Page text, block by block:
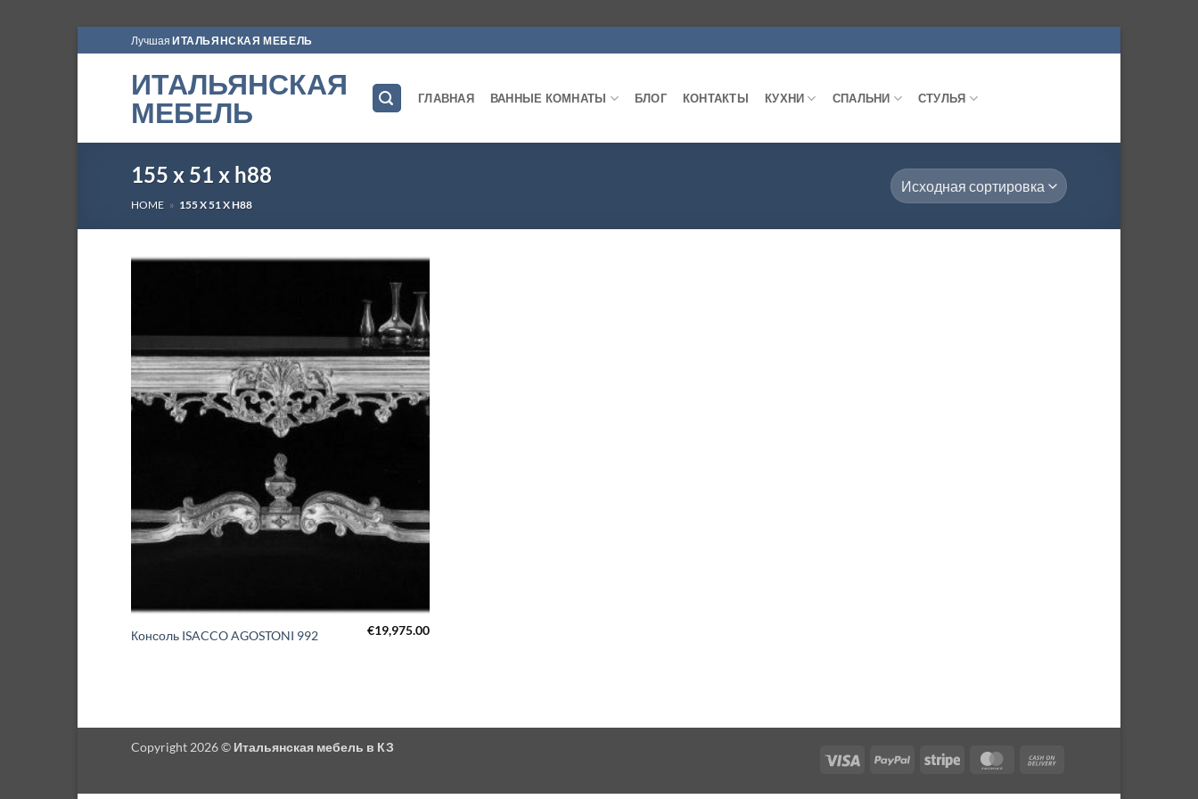
to
Лучшая ИТАЛЬЯНСКАЯ МЕБЕЛЬ
ИТАЛЬЯНСКАЯ
МЕБЕЛЬ
ГЛАВНАЯ ВАННЫЕ КОМНАТЫ БЛОГ КОНТАКТЫ КУХНИ СПАЛЬНИ СТУЛЬЯ
155 x 51 x h88
HOME » 155 X 51 X H88
Консоль ISACCO AGOSTONI 992 €19,975.00
Visa PayPal Stripe MasterCard
Copyright 2026 © Итальянская мебель в КЗ